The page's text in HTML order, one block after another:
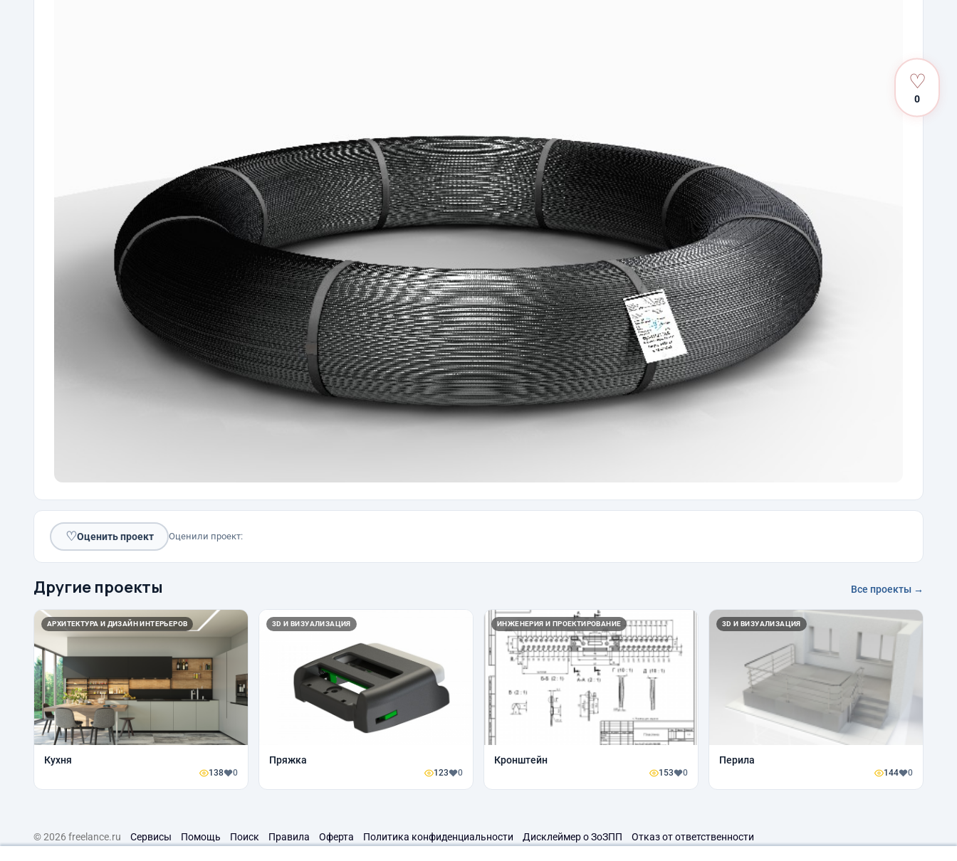
♡
0
♡Оценить проект Оценили проект:
Другие проекты Все проекты →
АРХИТЕКТУРА И ДИЗАЙН ИНТЕРЬЕРОВ
Кухня
138 0
3D И ВИЗУАЛИЗАЦИЯ
Пряжка
123 0
ИНЖЕНЕРИЯ И ПРОЕКТИРОВАНИЕ
Кронштейн
153 0
3D И ВИЗУАЛИЗАЦИЯ
Перила
144 0
© 2026 freelance.ru Сервисы Помощь Поиск Правила Оферта Политика конфиденциальности Дисклеймер о ЗоЗПП Отказ от ответственности